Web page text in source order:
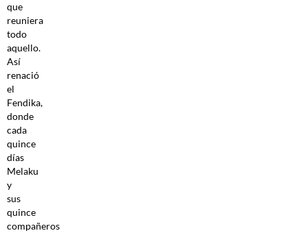
que
reuniera
todo
aquello.
Así
renació
el
Fendika,
donde
cada
quince
días
Melaku
y
sus
quince
compañeros